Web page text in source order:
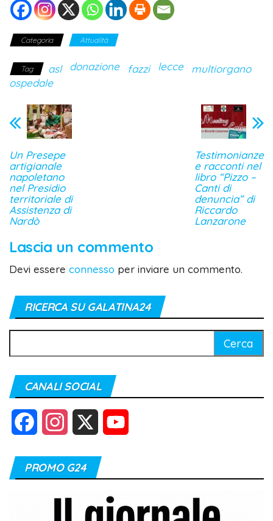
Categoria Attualità
Tag asl donazione fazzi lecce
multiorgano
ospedale
Un Presepe
artigianale
napoletano
nel Presidio
territoriale di
Assistenza di
Nardò
Testimonianze
e racconti nel
libro “Pizzo –
Canti di
denuncia” di
Riccardo
Lanzarone
Lascia un commento
Devi essere connesso per inviare un commento.
RICERCA SU GALATINA24
per:
CANALI SOCIAL
c s
t
PROMO G24